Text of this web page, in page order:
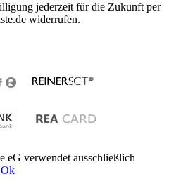
jederzeit für die Zukunft per
widerrufen.
eG verwendet ausschließlich
Ok